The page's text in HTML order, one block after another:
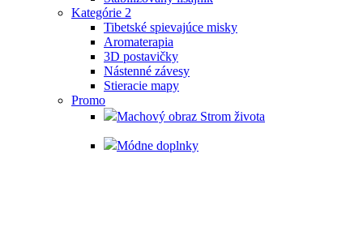
Kategórie 2
Tibetské spievajúce misky
Aromaterapia
3D postavičky
Nástenné závesy
Stieracie mapy
Promo
Machový obraz Strom života
Módne doplnky